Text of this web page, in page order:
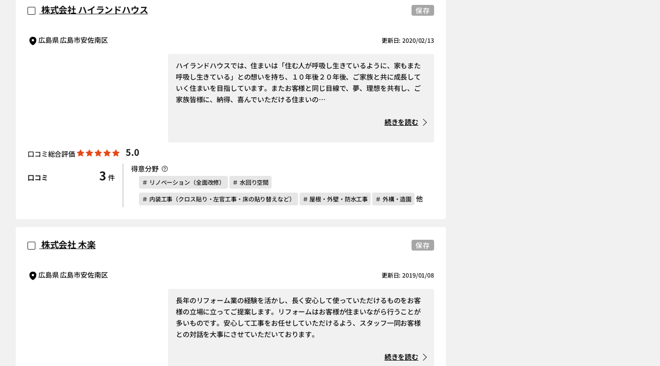
株式会社 ハイランドハウス
広島県 広島市安佐南区 更新日: 2020/02/13
ハイランドハウスでは、住まいは「住む人が呼吸し生きているように、家もまた
呼吸し生きている」との想いを持ち、１０年後２０年後、ご家族と共に成長して
いく住まいを目指しています。またお客様と同じ目線で、夢、理想を共有し、ご
家族皆様に、納得、喜んでいただける住まいの…
続きを読む
口コミ総合評価 5.0
口コミ 3 件
得意分野
＃ リノベーション（全面改修）
＃ 水回り空間
＃ 内装工事（クロス貼り・左官工事・床の貼り替えなど）
＃ 屋根・外壁・防水工事 ＃ 外構・造園 他
保存
株式会社 木楽
広島県 広島市安佐南区 更新日: 2019/01/08
長年のリフォーム業の経験を活かし、長く安心して使っていただけるものをお客
様の立場に立ってご提案します。リフォームはお客様が住まいながら行うことが
多いものです。安心して工事をお任せしていただけるよう、スタッフ一同お客様
との対話を大事にさせていただいております。
続きを読む
保存